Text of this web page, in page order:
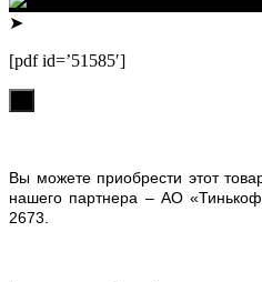
➤
[pdf id=’51585′]
Вы можете приобрести этот
нашего партнера – АО
2673.